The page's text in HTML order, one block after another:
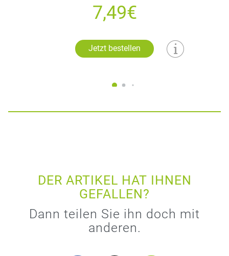
7,49€
Jetzt bestellen
DER ARTIKEL HAT IHNEN
GEFALLEN?
Dann teilen Sie ihn doch mit
anderen.